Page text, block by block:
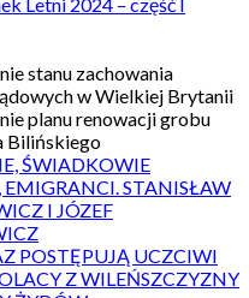
stanu zachowania
w Wielkiej Brytanii
planu renowacji grobu
Bilińskiego
ŚWIADKOWIE
STANISŁAW
I JÓZEF
POSTĘPUJĄ UCZCIWI
Z WILEŃSZCZYZNY